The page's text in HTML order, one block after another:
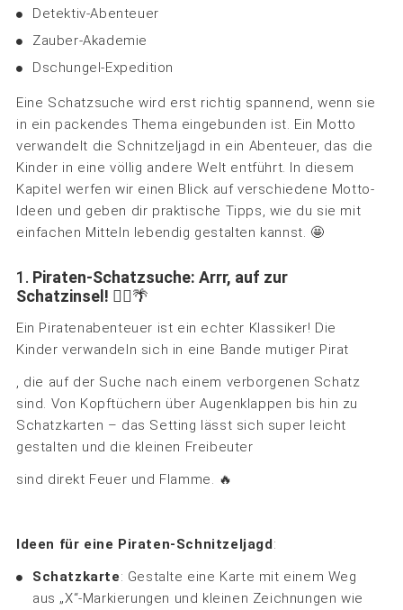
Detektiv-Abenteuer
Zauber-Akademie
Dschungel-Expedition
Eine Schatzsuche wird erst richtig spannend, wenn sie
in ein packendes Thema eingebunden ist. Ein Motto
verwandelt die Schnitzeljagd in ein Abenteuer, das die
Kinder in eine völlig andere Welt entführt. In diesem
Kapitel werfen wir einen Blick auf verschiedene Motto-
Ideen und geben dir praktische Tipps, wie du sie mit
einfachen Mitteln lebendig gestalten kannst. 🤩
1. Piraten-Schatzsuche: Arrr, auf zur
Schatzinsel! 🏴‍☠️🌴
Ein Piratenabenteuer ist ein echter Klassiker! Die
Kinder verwandeln sich in eine Bande mutiger Pirat
, die auf der Suche nach einem verborgenen Schatz
sind. Von Kopftüchern über Augenklappen bis hin zu
Schatzkarten – das Setting lässt sich super leicht
gestalten und die kleinen Freibeuter
sind direkt Feuer und Flamme. 🔥
Ideen für eine Piraten-Schnitzeljagd:
Schatzkarte: Gestalte eine Karte mit einem Weg
aus „X“-Markierungen und kleinen Zeichnungen wie